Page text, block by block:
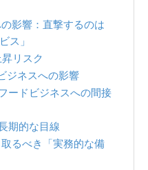
影響：直撃するのは
ス」
リスク
ジネスへの影響
ードビジネスへの間接
期的な目線
るべき「実務的な備